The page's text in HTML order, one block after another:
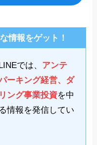
情報をゲット！
では、 アンテ
ーキング経営、ダ
ング事業投資を中
情報を発信してい